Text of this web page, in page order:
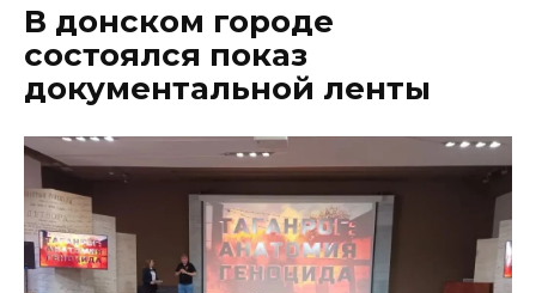
В донском городе
состоялся показ
документальной ленты